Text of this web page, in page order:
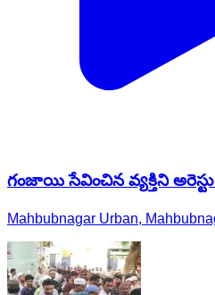
గంజాయి సేవించిన వ్యక్తిని
Mahbubnagar Urban,